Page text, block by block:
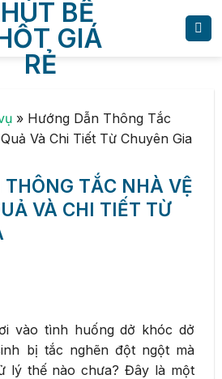
» Hướng Dẫn Thông Tắc
Và Chi Tiết Từ Chuyên Gia
THÔNG TẮC NHÀ VỆ
VÀ CHI TIẾT TỪ
vào tình huống dở khóc dở
bị tắc nghẽn đột ngột mà
lý thế nào chưa? Đây là một